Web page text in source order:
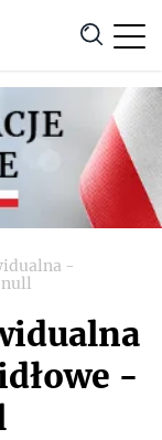
Anuluj
-
-